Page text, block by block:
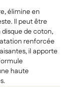
élimine en
Il peut être
disque de coton,
renforcée
il apporte
haute